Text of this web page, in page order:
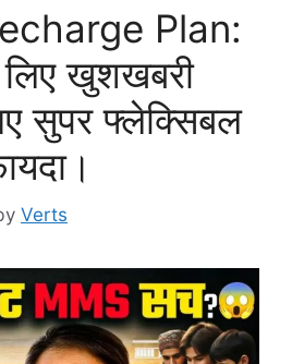
Plan:
खुशखबरी
सुपर फ्लेक्सिबल
Verts